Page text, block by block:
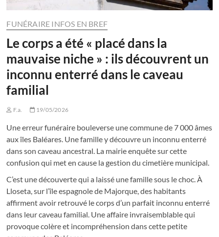
FUNÉRAIRE INFOS EN BREF
Le corps a été « placé dans la
mauvaise niche » : ils découvrent un
inconnu enterré dans le caveau
familial
F.a. 19/05/2026
Une erreur funéraire bouleverse une commune de 7 000 âmes
aux îles Baléares. Une famille y découvre un inconnu enterré
dans son caveau ancestral. La mairie enquête sur cette
confusion qui met en cause la gestion du cimetière municipal.
C’est une découverte qui a laissé une famille sous le choc. À
Lloseta, sur l’île espagnole de Majorque, des habitants
affirment avoir retrouvé le corps d’un parfait inconnu enterré
dans leur caveau familial. Une affaire invraisemblable qui
provoque colère et incompréhension dans cette petite